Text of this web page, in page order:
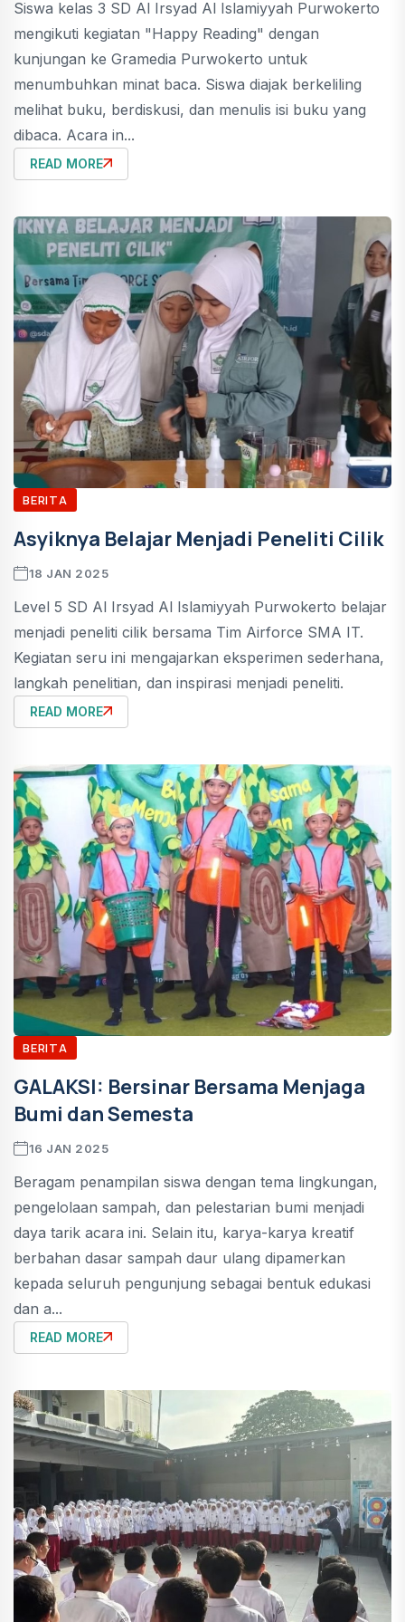
Siswa kelas 3 SD Al Irsyad Al Islamiyyah Purwokerto
mengikuti kegiatan "Happy Reading" dengan
kunjungan ke Gramedia Purwokerto untuk
menumbuhkan minat baca. Siswa diajak berkeliling
melihat buku, berdiskusi, dan menulis isi buku yang
dibaca. Acara in...
READ MORE
BERITA
Asyiknya Belajar Menjadi Peneliti Cilik
18 JAN 2025
Level 5 SD Al Irsyad Al Islamiyyah Purwokerto belajar
menjadi peneliti cilik bersama Tim Airforce SMA IT.
Kegiatan seru ini mengajarkan eksperimen sederhana,
langkah penelitian, dan inspirasi menjadi peneliti.
READ MORE
BERITA
GALAKSI: Bersinar Bersama Menjaga
Bumi dan Semesta
16 JAN 2025
Beragam penampilan siswa dengan tema lingkungan,
pengelolaan sampah, dan pelestarian bumi menjadi
daya tarik acara ini. Selain itu, karya-karya kreatif
berbahan dasar sampah daur ulang dipamerkan
kepada seluruh pengunjung sebagai bentuk edukasi
dan a...
READ MORE